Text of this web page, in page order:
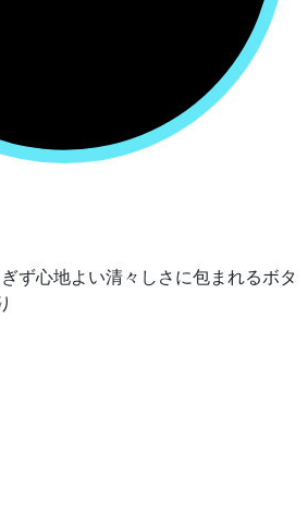
ず心地よい清々しさに包まれるボタ